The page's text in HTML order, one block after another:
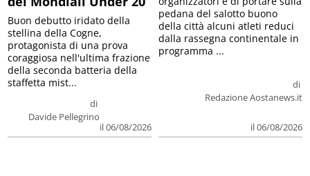
di
Davide Pellegrino
il 06/08/2026
Buon debutto iridato della
stellina della Cogne,
protagonista di una prova
coraggiosa nell'ultima frazione
della seconda batteria della
staffetta mist...
di
Redazione Aostanews.it
il 06/08/2026
pedana del salotto buono
della città alcuni atleti reduci
dalla rassegna continentale in
programma ...